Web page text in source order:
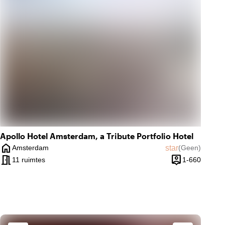
60 personen
Apollo Hotel Amsterdam, a Tribute Portfolio Hotel
home
Plaats
Amsterdam star(Geen)
Geen
meeting_room 11 ruimtes person_pin
Capaciteit
1-6601 tot